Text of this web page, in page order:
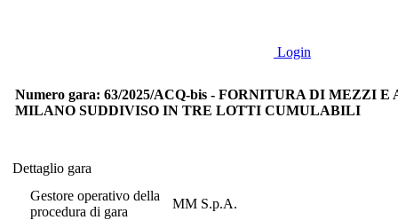
Login
Numero gara: 63/2025/ACQ-bis - FORNITURA DI MEZZI
MILANO SUDDIVISO IN TRE LOTTI CUMULABILI
Dettaglio gara
Gestore operativo della
procedura di gara
MM S.p.A.